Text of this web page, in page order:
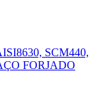
SCM440,
FORJADO